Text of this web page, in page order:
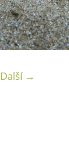
Další →